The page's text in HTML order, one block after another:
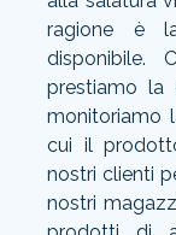
ragione è
disponibile.
prestiamo la
monitoriamo
cui il
nostri clienti
nostri